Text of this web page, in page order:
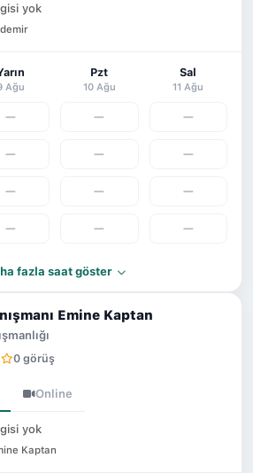
21:00 21:00
yok
Ağu
—
—
—
—
Pzt
10 Ağu
—
—
—
—
Sal
11 Ağu
—
—
—
—
fazla saat göster
Emine Kaptan
0 görüş
Online
yok
Kaptan